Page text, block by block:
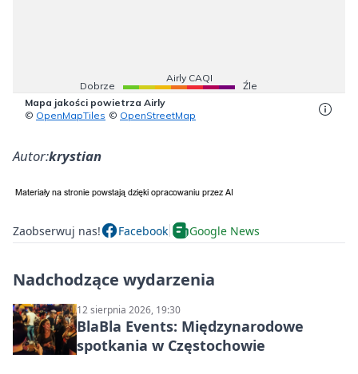
Autor:krystian
Zaobserwuj nas! Facebook Google News
Nadchodzące wydarzenia
12 sierpnia 2026, 19:30
BlaBla Events: Międzynarodowe
spotkania w Częstochowie